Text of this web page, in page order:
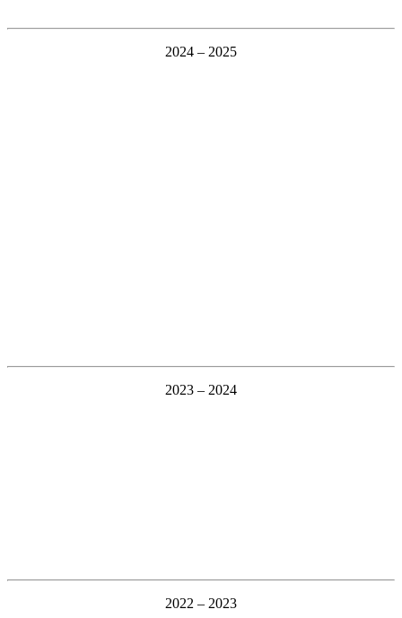
2024 – 2025
2023 – 2024
2022 – 2023